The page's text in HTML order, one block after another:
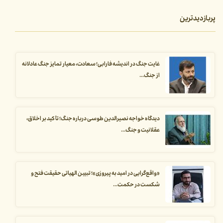
پربازدیدترین
غایت جنگ در اندیشه فارابی؛ سعادت، معیار تمایز جنگ عادلانه
از جنگ...
دیدگاه خواجه نصیرالدین طوسی درباره جنگ؛ تأکید بر اخلاق،
عقلانیت و جنگ...
«واقع‌گرایی در امید به پیروزی»؛ تبیین الهیاتی حقیقت فتح و
شکست در حکمت...